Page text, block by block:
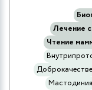
Лечение
Чтение
Мастодиния